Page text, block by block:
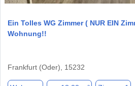
Ein Tolles WG Zimmer ( NUR EIN
Wohnung!!
Frankfurt (Oder), 15232